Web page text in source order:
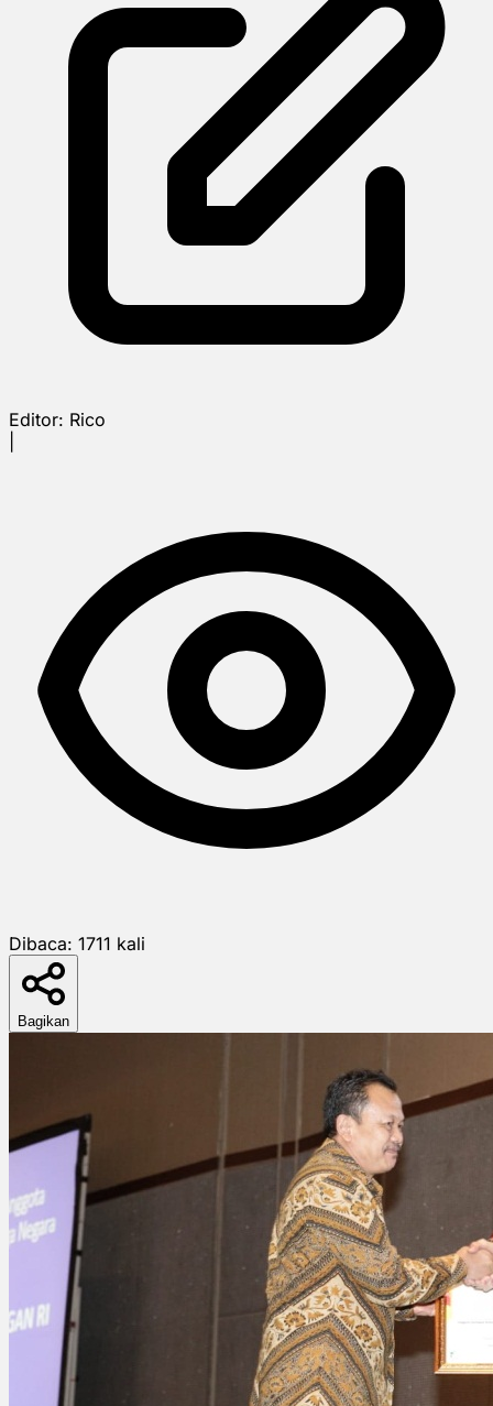
Editor: Rico
Dibaca: 1711 kali
Bagikan